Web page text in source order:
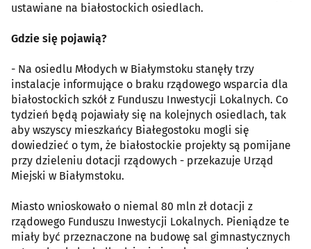
ustawiane na białostockich osiedlach.
Gdzie się pojawią?
- Na osiedlu Młodych w Białymstoku stanęły trzy
instalacje informujące o braku rządowego wsparcia dla
białostockich szkół z Funduszu Inwestycji Lokalnych. Co
tydzień będą pojawiały się na kolejnych osiedlach, tak
aby wszyscy mieszkańcy Białegostoku mogli się
dowiedzieć o tym, że białostockie projekty są pomijane
przy dzieleniu dotacji rządowych - przekazuje Urząd
Miejski w Białymstoku.
Miasto wnioskowało o niemal 80 mln zł dotacji z
rządowego Funduszu Inwestycji Lokalnych. Pieniądze te
miały być przeznaczone na budowę sal gimnastycznych